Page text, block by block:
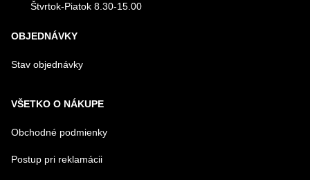
Štvrtok-Piatok 8.30-15.00
OBJEDNÁVKY
Stav objednávky
VŠETKO O NÁKUPE
Obchodné podmienky
Postup pri reklamácii